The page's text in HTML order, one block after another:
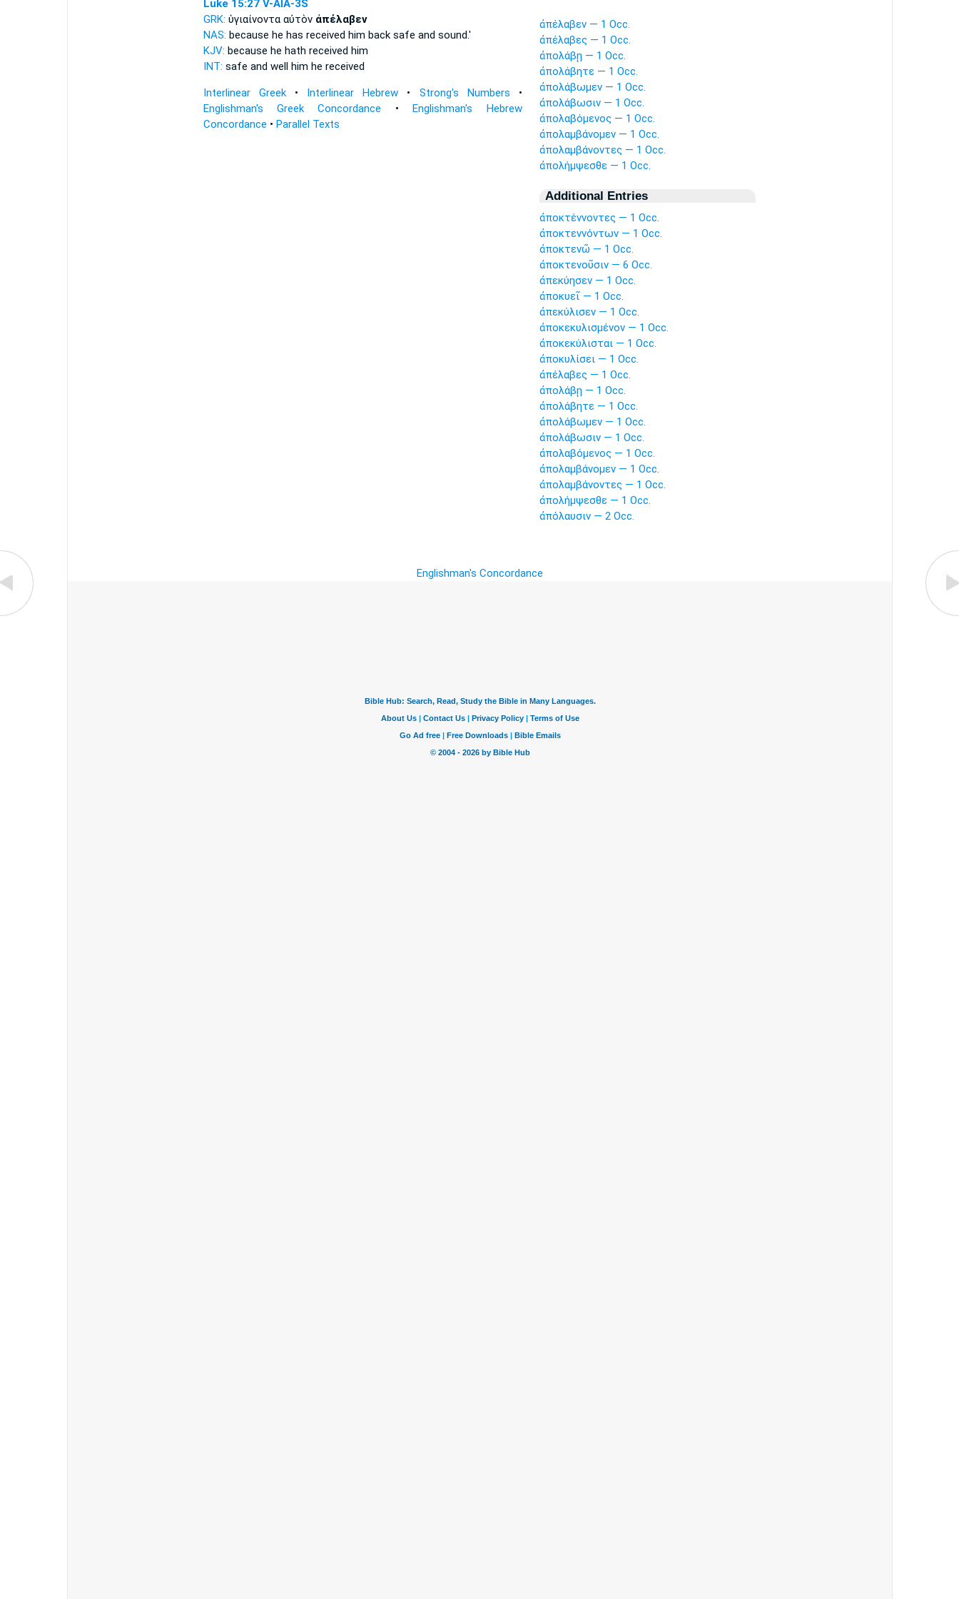
Luke 15:27 V-AIA-3S
GRK: ὑγιαίνοντα αὐτὸν ἀπέλαβεν
NAS: because he has received him backsafe and sound.'
KJV: because he hath received him
INT: safe and well him he received
Interlinear Greek• Interlinear Hebrew • Strong's Numbers •
Englishman's Greek Concordance •Englishman's Hebrew
Concordance • Parallel Texts
ἀπέλαβεν — 1 Occ.
ἀπέλαβες — 1 Occ.
ἀπολάβῃ — 1 Occ.
ἀπολάβητε — 1 Occ.
ἀπολάβωμεν — 1 Occ.
ἀπολάβωσιν — 1 Occ.
ἀπολαβόμενος — 1 Occ.
ἀπολαμβάνομεν — 1 Occ.
ἀπολαμβάνοντες — 1 Occ.
ἀπολήμψεσθε — 1 Occ.
Additional Entries
ἀποκτέννοντες — 1 Occ.
ἀποκτεννόντων — 1 Occ.
ἀποκτενῶ — 1 Occ.
ἀποκτενοῦσιν — 6 Occ.
ἀπεκύησεν — 1 Occ.
ἀποκυεῖ — 1 Occ.
ἀπεκύλισεν — 1 Occ.
ἀποκεκυλισμένον — 1 Occ.
ἀποκεκύλισται — 1 Occ.
ἀποκυλίσει — 1 Occ.
ἀπέλαβες — 1 Occ.
ἀπολάβῃ — 1 Occ.
ἀπολάβητε — 1 Occ.
ἀπολάβωμεν — 1 Occ.
ἀπολάβωσιν — 1 Occ.
ἀπολαβόμενος — 1 Occ.
ἀπολαμβάνομεν — 1 Occ.
ἀπολαμβάνοντες — 1 Occ.
ἀπολήμψεσθε — 1 Occ.
ἀπόλαυσιν — 2 Occ.
Englishman's Concordance